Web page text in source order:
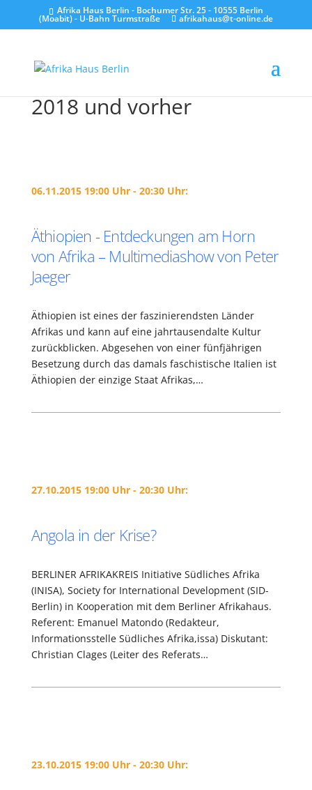
Afrika Haus Berlin - Bochumer Str. 25 - 10555 Berlin
(Moabit) - U-Bahn Turmstraße afrikahaus@t-online.de
2018 und vorher
06.11.2015 19:00 Uhr - 20:30 Uhr:
Äthiopien - Entdeckungen am Horn
von Afrika – Multimediashow von Peter
Jaeger
Äthiopien ist eines der faszinierendsten Länder
Afrikas und kann auf eine jahrtausendalte Kultur
zurückblicken. Abgesehen von einer fünfjährigen
Besetzung durch das damals faschistische Italien ist
Äthiopien der einzige Staat Afrikas,…
27.10.2015 19:00 Uhr - 20:30 Uhr:
Angola in der Krise?
BERLINER AFRIKAKREIS Initiative Südliches Afrika
(INISA), Society for International Development (SID-
Berlin) in Kooperation mit dem Berliner Afrikahaus.
Referent: Emanuel Matondo (Redakteur,
Informationsstelle Südliches Afrika,issa) Diskutant:
Christian Clages (Leiter des Referats…
23.10.2015 19:00 Uhr - 20:30 Uhr: